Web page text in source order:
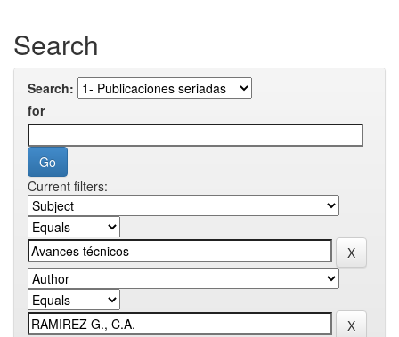
Search
Search:
for
Current filters: